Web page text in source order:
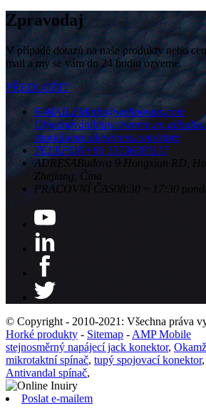
Zpravodaj
V případě dotazů na naše produkty nebo
mail a my se vám do 24 hodin ozveme.
PŘEDLOŽIT
E-MAILEMinfo@wellnowus.com
Objednáváníhttps://
vzorkůwnre.aliexpress.com/store
TELEFON+86 13736381117
ADRESA Budova 9 Hongxian RD,
Zhejiang, Čína
PRACOVNÍ ČAS08:30 ~ 17:30
© Copyright - 2010-2021: Všechna práva
Horké produkty - Sitemap - AMP Mobile
stejnosměrný napájecí jack konektor,
mikrotaktní spínač, tupý spojovací konektor,
Antivandal spínač,
Poslat e-mailem